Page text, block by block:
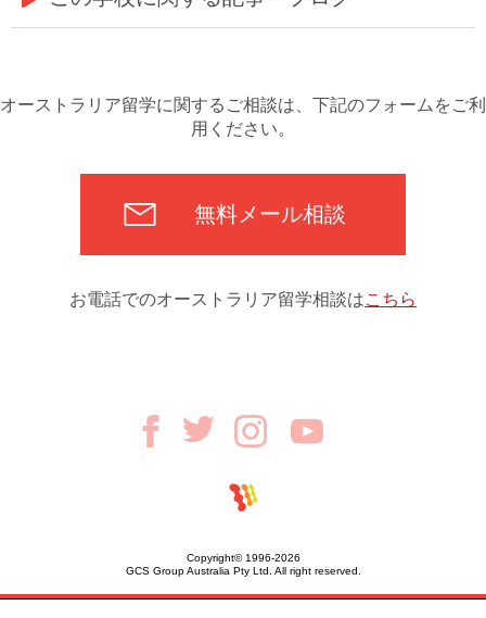
オーストラリア留学に関するご相談は、下記のフォームをご利
用ください。
無料メール相談
お電話でのオーストラリア留学相談はこちら
Copyright© 1996-2026
GCS Group Australia Pty Ltd. All right reserved.